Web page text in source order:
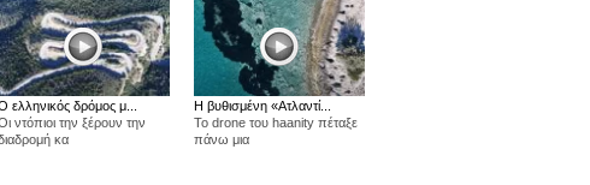
ελληνικός δρόμος μ...
ντόπιοι την ξέρουν την
κα
Η βυθισμένη «Ατλαντί...
Το drone του haanity πέταξε
πάνω μια